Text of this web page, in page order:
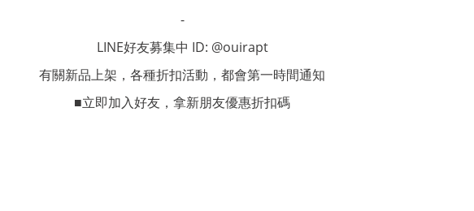
-
LINE好友募集中 ID: @ouirapt
有關新品上架，各種折扣活動，都會第一時間通知
■立即加入好友，拿新朋友優惠折扣碼